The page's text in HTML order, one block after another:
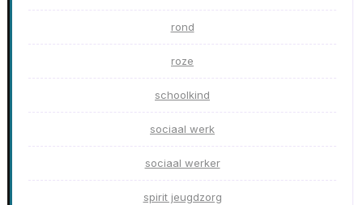
rond
roze
schoolkind
sociaal werk
sociaal werker
spirit jeugdzorg